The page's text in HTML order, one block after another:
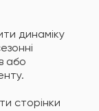
динаміку
або
сторінки